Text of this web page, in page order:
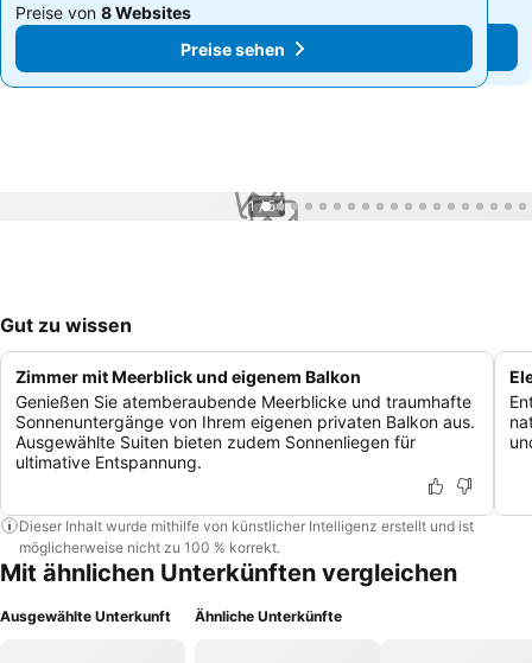
Preise von 8 Websites
Preise sehen
Preise von 8 Websites
Preise sehen
1 / 54
Gut zu wissen
Zimmer mit Meerblick und eigenem Balkon
Genießen Sie atemberaubende Meerblicke und traumhafte
Sonnenuntergänge von Ihrem eigenen privaten Balkon aus.
Ausgewählte Suiten bieten zudem Sonnenliegen für
ultimative Entspannung.
Dieser Inhalt wurde mithilfe von künstlicher Intelligenz erstellt und ist
möglicherweise nicht zu 100 % korrekt.
Mit ähnlichen Unterkünften vergleichen
Ausgewählte Unterkunft Ähnliche Unterkünfte